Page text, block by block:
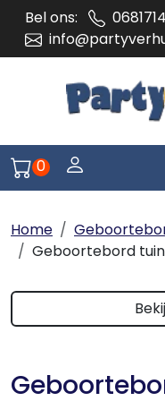
Bel ons:
Naar winkelwagen
0 Log je in of
Home
Geboortebord